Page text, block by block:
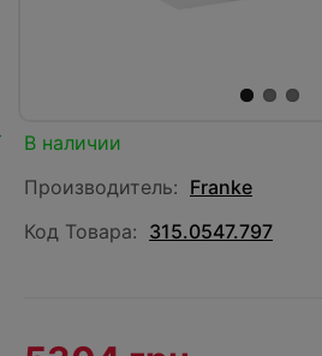
В наличии
Производитель: Franke
Код Товара: 315.0547.797